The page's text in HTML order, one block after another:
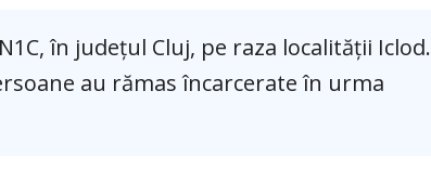
în județul Cluj, pe raza localității Iclod.
au rămas încarcerate în urma